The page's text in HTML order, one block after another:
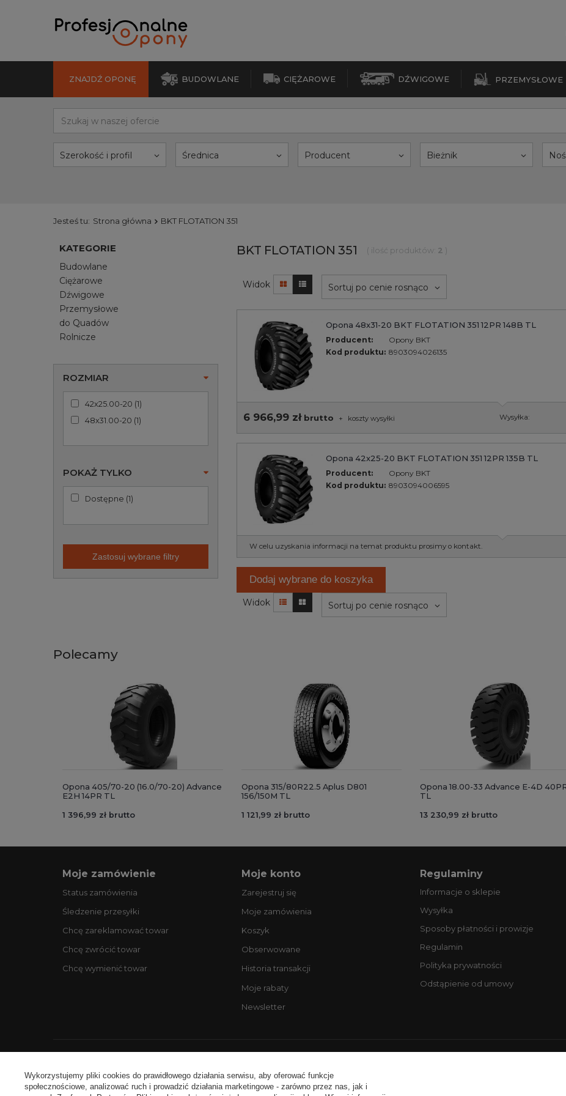
ZNAJDŹ OPONĘ BUDOWLANE CIĘŻAROWE DŹWIGOWE PRZEMYSŁOWE
Szerokość i profil Średnica Producent Bieżnik
Jesteś tu: Strona główna BKT FLOTATION 351
KATEGORIE
Budowlane
Ciężarowe
Dźwigowe
Przemysłowe
do Quadów
Rolnicze
ROZMIAR
42x25.00-20 (1)
48x31.00-20 (1)
POKAŻ TYLKO
Dostępne (1)
Zastosuj wybrane filtry
BKT FLOTATION 351 ( ilość produktów: 2 )
Widok Sortuj po cenie rosnąco
Opona 48x31-20 BKT FLOTATION 351 12PR 148B TL
Producent:
Opony BKT
Kod produktu: 8903094026135
6 966,99 złbrutto + koszty wysyłki Wysyłka:
Opona 42x25-20 BKT FLOTATION 351 12PR 135B TL
Producent:
Opony BKT
Kod produktu: 8903094006595
W celu uzyskania informacji na temat produktu prosimy o kontakt.
Dodaj wybrane do koszyka
Widok Sortuj po cenie rosnąco
Polecamy
Opona 405/70-20 (16.0/70-20) Advance
E2H 14PR TL
1 396,99 zł brutto
Opona 315/80R22.5 Aplus D801
156/150M TL
1 121,99 zł brutto
Opona 18.00-33 Advance E-4D
TL
13 230,99 zł brutto
Moje zamówienie
Status zamówienia
Śledzenie przesyłki
Chcę zareklamować towar
Chcę zwrócić towar
Chcę wymienić towar
Moje konto
Zarejestruj się
Moje zamówienia
Koszyk
Obserwowane
Historia transakcji
Moje rabaty
Newsletter
Regulaminy
Informacje o sklepie
Wysyłka
Sposoby płatności i prowizje
Regulamin
Polityka prywatności
Odstąpienie od umowy
Wykorzystujemy pliki cookies do prawidłowego działania serwisu, aby oferować funkcje
społecznościowe, analizować ruch i prowadzić działania marketingowe - zarówno przez nas, jak i